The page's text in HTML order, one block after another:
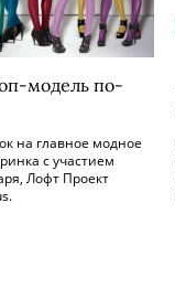
модель по-
на главное модное
с участием
Лофт Проект